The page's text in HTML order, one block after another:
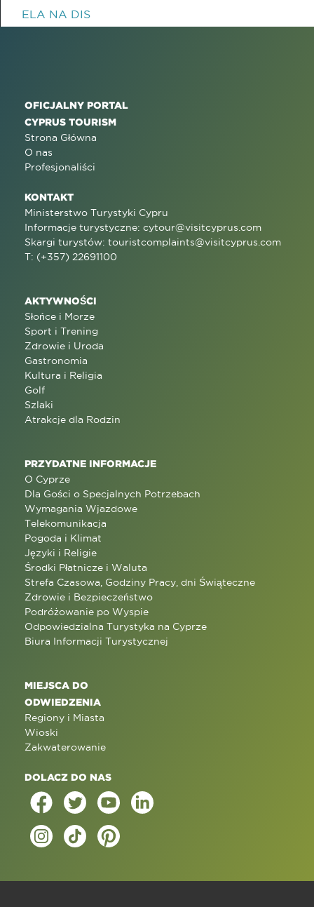
ELA NA DIS
OFICJALNY PORTAL
CYPRUS TOURISM
Strona Główna
O nas
Profesjonaliści
KONTAKT
Ministerstwo Turystyki Cypru
Informacje turystyczne: cytour@visitcyprus.com
Skargi turystów: touristcomplaints@visitcyprus.com
T: (+357) 22691100
AKTYWNOŚCI
Słońce i Morze
Sport i Trening
Zdrowie i Uroda
Gastronomia
Kultura i Religia
Golf
Szlaki
Atrakcje dla Rodzin
PRZYDATNE INFORMACJE
O Cyprze
Dla Gości o Specjalnych Potrzebach
Wymagania Wjazdowe
Telekomunikacja
Pogoda i Klimat
Języki i Religie
Środki Płatnicze i Waluta
Strefa Czasowa, Godziny Pracy, dni Świąteczne
Zdrowie i Bezpieczeństwo
Podróżowanie po Wyspie
Odpowiedzialna Turystyka na Cyprze
Biura Informacji Turystycznej
MIEJSCA DO
ODWIEDZENIA
Regiony i Miasta
Wioski
Zakwaterowanie
DOLACZ DO NAS